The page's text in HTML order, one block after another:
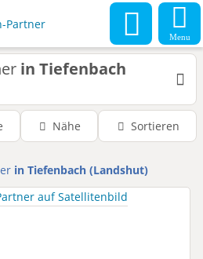
Menu
in Tiefenbach
Nähe Sortieren
in Tiefenbach (Landshut)